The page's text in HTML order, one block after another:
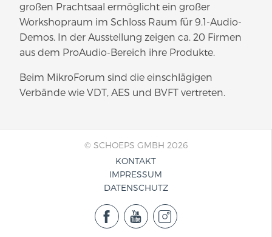
großen Prachtsaal ermöglicht ein großer
Workshopraum im Schloss Raum für 9.1-Audio-
Demos. In der Ausstellung zeigen ca. 20 Firmen
aus dem ProAudio-Bereich ihre Produkte.
Beim MikroForum sind die einschlägigen
Verbände wie VDT, AES und BVFT vertreten.
© SCHOEPS GMBH 2026
KONTAKT
IMPRESSUM
DATENSCHUTZ